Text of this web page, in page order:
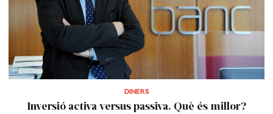
DINERS
Inversió activa versus passiva. Què és millor?